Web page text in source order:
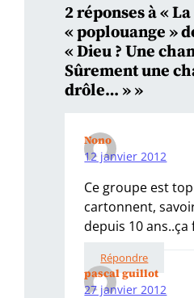
2 réponses à « La
« poplouange »
« Dieu ? Une
Sûrement une
drôle… » »
Nono
12 janvier 2012
Ce groupe est top
cartonnent,
depuis 10 ans..ça
Répondre
pascal guillot
27 janvier 2012